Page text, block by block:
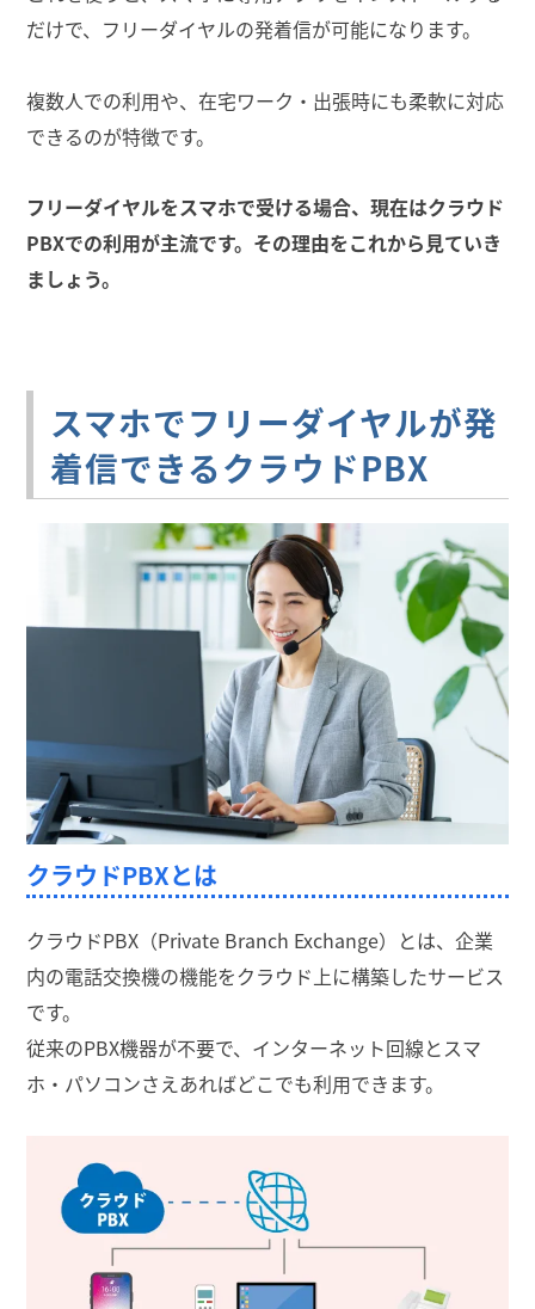
だけで、フリーダイヤルの発着信が可能になります。
複数人での利用や、在宅ワーク・出張時にも柔軟に対応
できるのが特徴です。
フリーダイヤルをスマホで受ける場合、現在はクラウド
PBXでの利用が主流です。その理由をこれから見ていき
ましょう。
スマホでフリーダイヤルが発
着信できるクラウドPBX
クラウドPBXとは
クラウドPBX（Private Branch Exchange）とは、企業
内の電話交換機の機能をクラウド上に構築したサービス
です。
従来のPBX機器が不要で、インターネット回線とスマ
ホ・パソコンさえあればどこでも利用できます。